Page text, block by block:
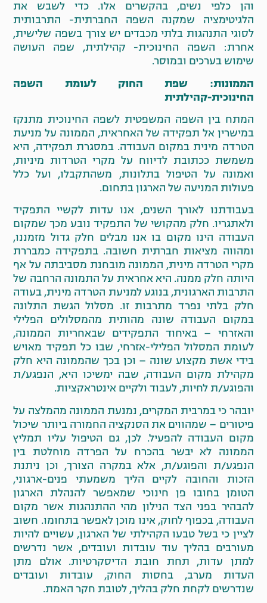
והן כלפי נשים, בהקשרים אלו. כדי לשבש את
הלגיטימציה שמקנה השפה החברתית- התרבותית
לסוגי התנהגות בלתי מכבדים יש צורך בשפה שלישית,
אחרת: השפה החינוכית- קהילתית, שפה העושה
שימוש בערכים ובמוסר.
הממונות: שפת החוק לעומת השפה
החינוכית-קהילתית
המתח בין השפה המשפטית לשפה החינוכית מתנקז
במישרין אל תפקידה של האחראית, הממונה על מניעת
הטרדה מינית במקום העבודה. במסגרת תפקידה, היא
משמשת ככתובת לדיווח על מקרי הטרדות מיניות,
ואמונה על הטיפול בתלונות, משהתקבלו, ועל כלל
פעולות המניעה של הארגון בתחום.
בעבודתנו לאורך השנים, אנו עדות לקשיי התפקיד
ולאתגריו. חלק מהקושי של התפקיד נובע מכך שמקום
העבודה הינו מקום בו אנו מבלים חלק גדול מזמננו,
ומהווה מציאות חברתית חשובה. בתפקידה כמבררת
מקרי הטרדה מינית, הממונה מובחנת מסביבתה על אף
היותה חלק ממנה. היא אחראית על התמונה הרחבה של
התרבות הארגונית, בנוגע למניעת הטרדה מינית, בעודה
חלק בלתי נפרד מתרבות זו. מסלול הגשת התלונה
במקום העבודה שונה מהותית מהמסלולים הפלילי
והאזרחי – באיחוד התפקידים שבאחריות הממונה,
לעומת המסלול הפלילי-אזרחי, שבו כל תפקיד מאויש
בידי אשת מקצוע שונה – וכן בכך שהממונה היא חלק
מקהילת מקום העבודה, שבה ימשיכו היא, הנפגע/ת
והפוגע/ת לחיות, לעבוד ולקיים אינטראקציות.
יובהר כי במרבית המקרים, נמנעת הממונה מהמלצה על
פיטורים – שמהווים את הסנקציה החמורה ביותר שיכול
מקום העבודה להפעיל. לכן, גם הטיפול עליו תמליץ
הממונה לא יבשר בהכרח על הפרדה מוחלטת בין
הנפגע/ת והפוגע/ת, אלא במקרה הצורך, וכן ניתנת
הזכות והחובה לקיים הליך משמעתי פנים-ארגוני,
הטומן בחובו פן חינוכי שמאפשר להנהלת הארגון
להבהיר בפני הצד הנילון מהי ההתנהגות אשר מקום
העבודה, בכפוף לחוק, אינו מוכן לאפשר בתחומו. חשוב
לציין כי בשל טבעו הקהילתי של הארגון, עשויים להיות
מעורבים בהליך עוד עובדות ועובדים, אשר נדרשים
למתן עדות, תחת חובת הדיסקרטיות. אולם מתן
העדות מערב, בחסות החוק, עובדות ועובדים
שנדרשים לקחת חלק בהליך, לטובת חקר האמת.